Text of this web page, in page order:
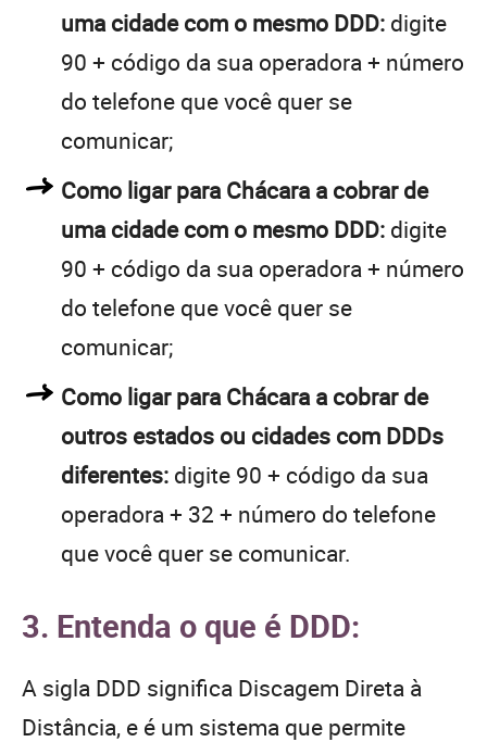
uma cidade com o mesmo DDD: digite
90 + código da sua operadora + número
do telefone que você quer se
comunicar;
Como ligar para Chácara a cobrar de
uma cidade com o mesmo DDD: digite
90 + código da sua operadora + número
do telefone que você quer se
comunicar;
Como ligar para Chácara a cobrar de
outros estados ou cidades com DDDs
diferentes: digite 90 + código da sua
operadora + 32 + número do telefone
que você quer se comunicar.
3. Entenda o que é DDD:
A sigla DDD significa Discagem Direta à
Distância, e é um sistema que permite